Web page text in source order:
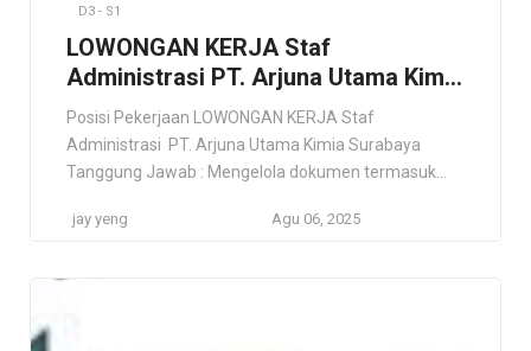
D3 - S1
LOWONGAN KERJA Staf
Administrasi PT. Arjuna Utama Kimia
Surabaya
Posisi Pekerjaan LOWONGAN KERJA Staf
Administrasi PT. Arjuna Utama Kimia Surabaya
Tanggung Jawab : Mengelola dokumen termasuk
Melaksanakan tugas-tugas administrasi umum
file Menyiapkan laporan departemen terkait Menjadi
jay yeng Agu 06, 2025